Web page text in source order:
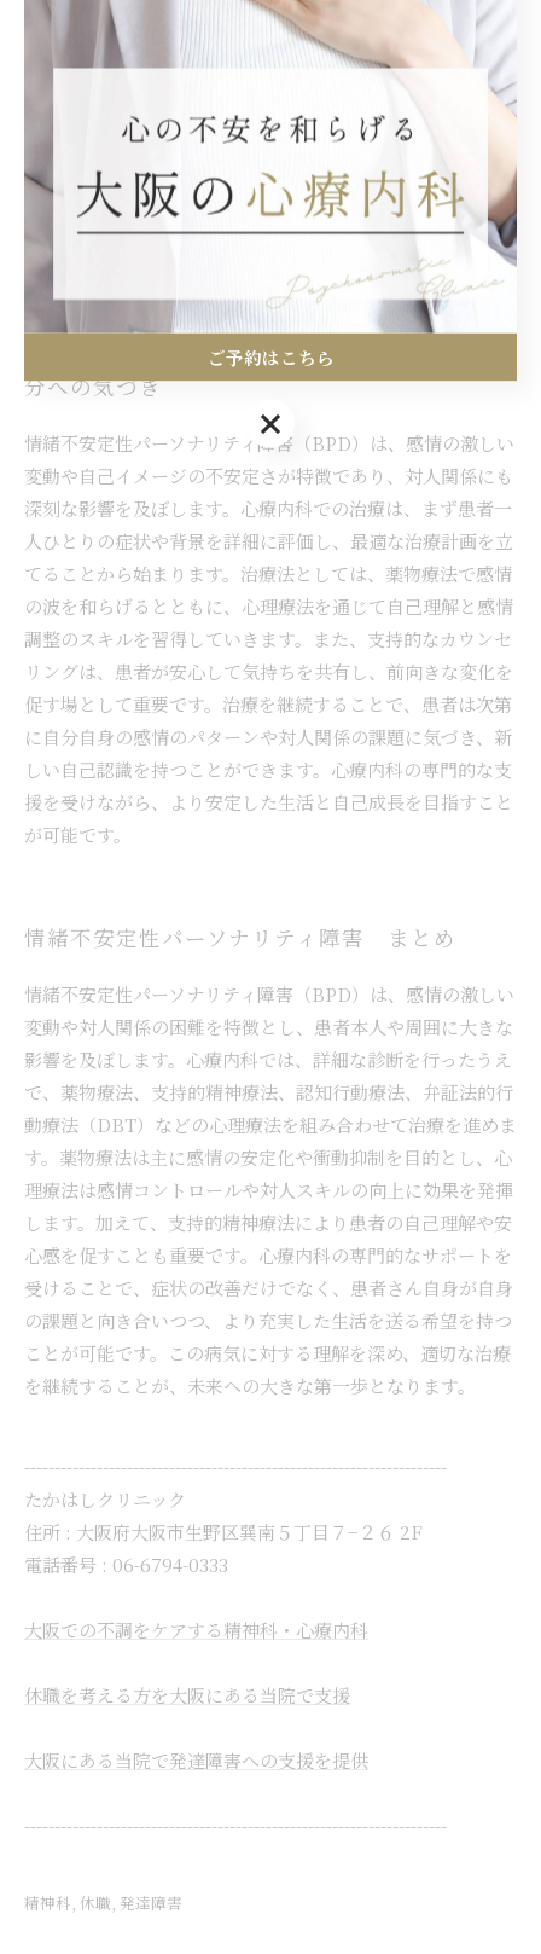
者が安心感を得る場を提供し、自己理解や感情の整理を促進
する役割を果たします。この精神療法は、患者が自分の感情
や行動パターンを受け入れる手助けとなり、孤立感の軽減に
効果的です。また、治療スタッフとの信頼関係構築にもつな
がり、回復への一歩を後押しします。こうした支援を通じ
て、患者は自己制御能力を高め、より安定した生活を目指す
ことが可能となります。心療内科での適切な治療により、情
緒不安定性パーソナリティ障害の症状緩和が期待されます。
治療を続けることで見えてくる変化と新しい自
分への気づき
情緒不安定性パーソナリティ障害（BPD）は、感情の激しい
変動や自己イメージの不安定さが特徴であり、対人関係にも
深刻な影響を及ぼします。心療内科での治療は、まず患者一
人ひとりの症状や背景を詳細に評価し、最適な治療計画を立
てることから始まります。治療法としては、薬物療法で感情
の波を和らげるとともに、心理療法を通じて自己理解と感情
調整のスキルを習得していきます。また、支持的なカウンセ
リングは、患者が安心して気持ちを共有し、前向きな変化を
促す場として重要です。治療を継続することで、患者は次第
に自分自身の感情のパターンや対人関係の課題に気づき、新
しい自己認識を持つことができます。心療内科の専門的な支
援を受けながら、より安定した生活と自己成長を目指すこと
が可能です。
情緒不安定性パーソナリティ障害 まとめ
情緒不安定性パーソナリティ障害（BPD）は、感情の激しい
変動や対人関係の困難を特徴とし、患者本人や周囲に大きな
影響を及ぼします。心療内科では、詳細な診断を行ったうえ
で、薬物療法、支持的精神療法、認知行動療法、弁証法的行
動療法（DBT）などの心理療法を組み合わせて治療を進めま
す。薬物療法は主に感情の安定化や衝動抑制を目的とし、心
理療法は感情コントロールや対人スキルの向上に効果を発揮
します。加えて、支持的精神療法により患者の自己理解や安
心感を促すことも重要です。心療内科の専門的なサポートを
受けることで、症状の改善だけでなく、患者さん自身が自身
の課題と向き合いつつ、より充実した生活を送る希望を持つ
ことが可能です。この病気に対する理解を深め、適切な治療
を継続することが、未来への大きな第一歩となります。
----------------------------------------------------------------------
たかはしクリニック
住所 : 大阪府大阪市生野区巽南５丁目７−２６ 2F
電話番号 : 06-6794-0333
大阪での不調をケアする精神科・心療内科
休職を考える方を大阪にある当院で支援
大阪にある当院で発達障害への支援を提供
----------------------------------------------------------------------
精神科 休職 発達障害
ご予約はこちら
ご予約はこちら